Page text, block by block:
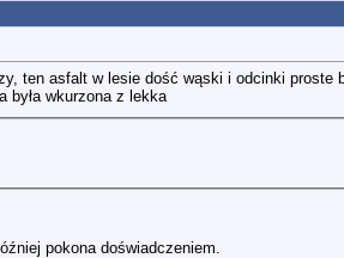
ten asfalt w lesie dość wąski i odcinki
była wkurzona z lekka
pokona doświadczeniem.